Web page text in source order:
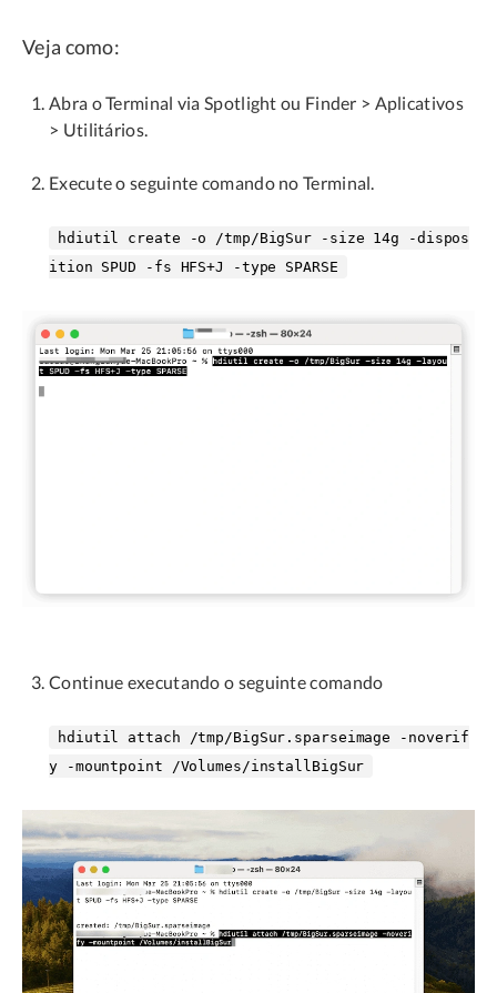
Veja como:
Abra o Terminal via Spotlight ou Finder > Aplicativos
> Utilitários.
Execute o seguinte comando no Terminal.
hdiutil create -o /tmp/BigSur -size 14g -dispos
ition SPUD -fs HFS+J -type SPARSE
Continue executando o seguinte comando
hdiutil attach /tmp/BigSur.sparseimage -noverif
y -mountpoint /Volumes/installBigSur